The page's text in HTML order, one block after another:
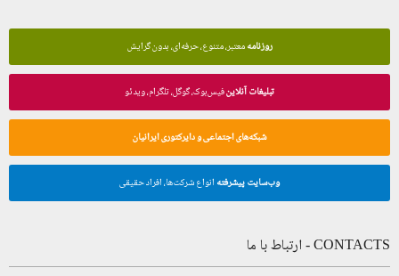
روزنامهمعتبر، متنوع، حرفه‌ای، بدون گرایش
تبلیغات آنلاینفیس‌بوک، گوگل، تلگرام، ویدئو
شبکه‌های اجتماعی و دایرکتوری ایرانیان
وب‌سایت پیشرفته انواع شرکت‌ها، افراد حقیقی
CONTACTS - ارتباط با ما